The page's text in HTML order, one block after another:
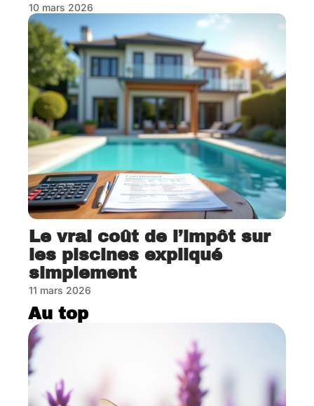
10 mars 2026
Le vrai coût de l’impôt sur
les piscines expliqué
simplement
11 mars 2026
Au top